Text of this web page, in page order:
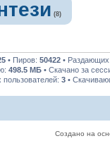
(8)
• Пиров: 50422 • Раздающих:
498.5 МБ • Скачано за
3 •
Создано на